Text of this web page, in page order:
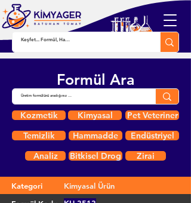
Formül Ara
Kozmetik Kimyasal
Pet Veteriner
Temizlik
Hammadde
Endüstriyel
Analiz
Bitkisel Drog Zirai
Kategori
Kimyasal Ürün